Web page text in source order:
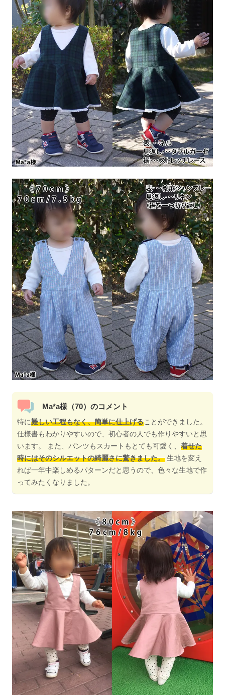
Ma*a様（70）のコメント
特に難しい工程もなく、簡単に仕上げることができました。
仕様書もわかりやすいので、初心者の人でも作りやすいと思
います。 また、パンツもスカートもとても可愛く、着せた
時にはそのシルエットの綺麗さに驚きました。 生地を変え
れば一年中楽しめるパターンだと思うので、色々な生地で作
ってみたくなりました。